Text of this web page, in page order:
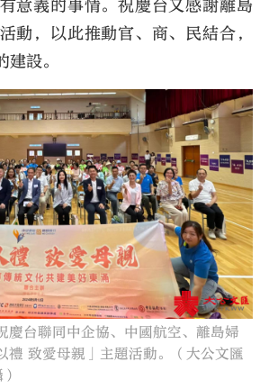
意義的事情。祝慶台又感謝離島
動，以此推動官、商、民結合，
設。
慶台聯同中企協、中國航空、離島婦
禮 致愛母親」主題活動。（大公文匯